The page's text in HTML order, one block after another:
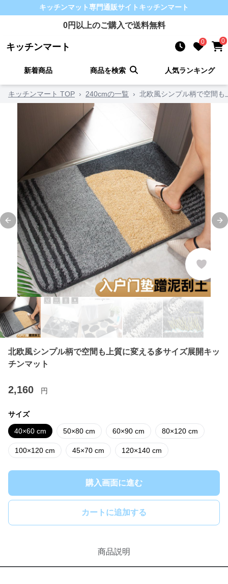
キッチンマット専門通販サイト キッチンマート
0円以上のご購入で送料無料
キッチンマート 0 0
新着商品 商品を検索 人気ランキング
キッチンマート TOP › 240cmの一覧 › 北欧風シンプル柄で空間
Previous slide
北欧風シンプル柄で空間も上質に変える多サイズ展開キッ
チンマット
2,160 円
サイズ
40×60 cm 50×80 cm 60×90 cm 80×120 cm
100×120 cm 45×70 cm 120×140 cm
購入画面に進む
カートに追加する
商品説明